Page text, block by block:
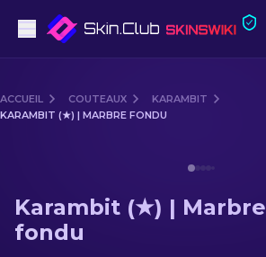
Milieu de gamme
Fusils de Précision
ACCUEIL COUTEAUX
KARAMBIT
KARAMBIT (★) | MARBRE FONDU
Karambit (★) | Marbre
fondu